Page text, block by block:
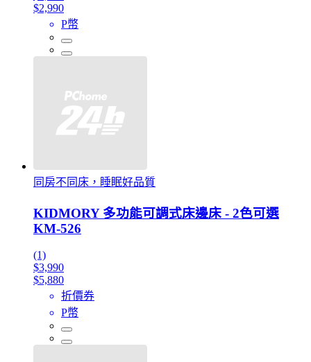
$2,990
P幣
同房不同床，睡眠好品質
KIDMORY 多功能可調式床邊床 - 2色可選
KM-526
(1)
$3,990
$5,880
折價券
P幣